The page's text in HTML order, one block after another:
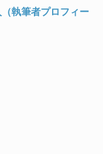
執筆者プロフィー